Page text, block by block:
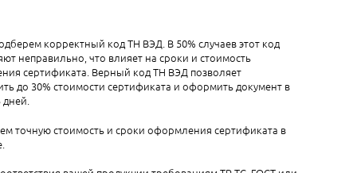
корректный код ТН ВЭД. В 50% случаев этот код
неправильно, что влияет на сроки и стоимость
сертификата. Верный код ТН ВЭД позволяет
до 30% стоимости сертификата и оформить документ в
дней.
точную стоимость и сроки оформления сертификата в